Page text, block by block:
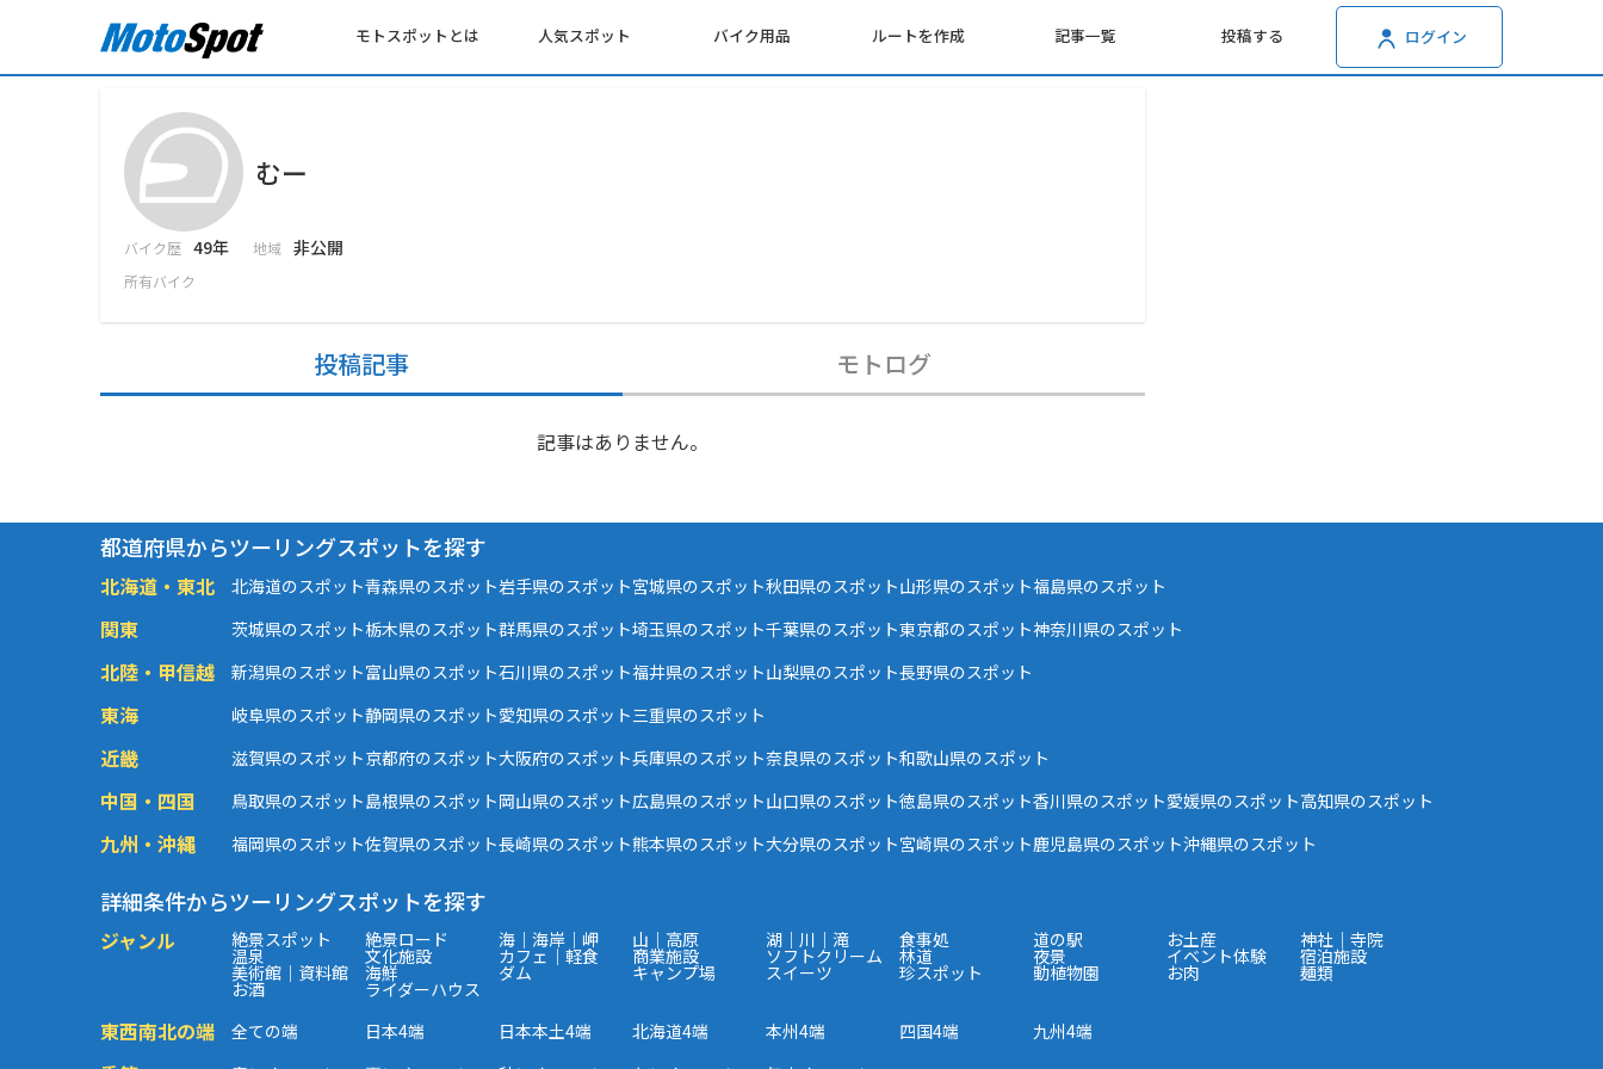
モトスポットとは 人気スポット バイク用品 ルートを作成 記事一覧 投稿する ログイン
むー
バイク歴 49年 地域 非公開
所有バイク
投稿記事 モトログ
記事はありません。
都道府県からツーリングスポットを探す
北海道・東北 北海道のスポット青森県のスポット岩手県のスポット宮城県のスポット秋田県のスポット山形県のスポット福島県のスポット
関東 茨城県のスポット栃木県のスポット群馬県のスポット埼玉県のスポット千葉県のスポット東京都のスポット神奈川県のスポット
北陸・甲信越 新潟県のスポット富山県のスポット石川県のスポット福井県のスポット山梨県のスポット長野県のスポット
東海 岐阜県のスポット静岡県のスポット愛知県のスポット三重県のスポット
近畿 滋賀県のスポット京都府のスポット大阪府のスポット兵庫県のスポット奈良県のスポット和歌山県のスポット
中国・四国 鳥取県のスポット島根県のスポット岡山県のスポット広島県のスポット山口県のスポット徳島県のスポット香川県のスポット愛媛県のスポット高知県のスポット
九州・沖縄 福岡県のスポット佐賀県のスポット長崎県のスポット熊本県のスポット大分県のスポット宮崎県のスポット鹿児島県のスポット沖縄県のスポット
詳細条件からツーリングスポットを探す
ジャンル 絶景スポット 絶景ロード 海｜海岸｜岬 山｜高原 湖｜川｜滝 食事処 道の駅 お土産 神社｜寺院
温泉 文化施設 カフェ｜軽食 商業施設 ソフトクリーム 林道 夜景 イベント体験 宿泊施設
美術館｜資料館 海鮮 ダム キャンプ場 スイーツ 珍スポット 動植物園 お肉 麺類
お酒 ライダーハウス
東西南北の端 全ての端 日本4端 日本本土4端 北海道4端 本州4端 四国4端 九州4端